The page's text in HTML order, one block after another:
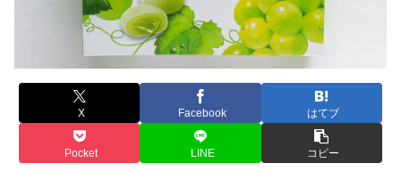
X Facebook はてブ
Pocket LINE コピー